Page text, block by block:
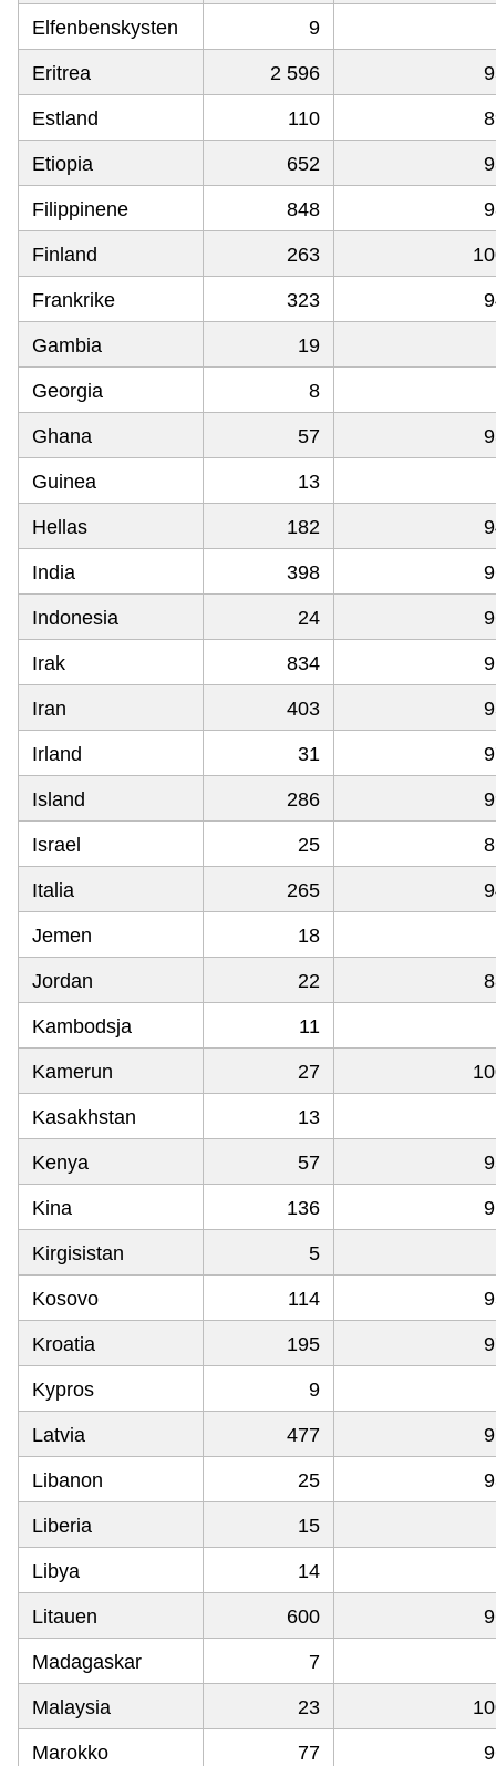
Elfenbenskysten 9
Eritrea 2 596
Estland 110
Etiopia 652
Filippinene 848
Finland 263
Frankrike 323
Gambia 19
Georgia 8
Ghana 57
Guinea 13
Hellas 182
India 398
Indonesia 24
Irak 834
Iran 403
Irland 31
Island 286
Israel 25
Italia 265
Jemen 18
Jordan 22
Kambodsja 11
Kamerun 27
Kasakhstan 13
Kenya 57
Kina 136
Kirgisistan 5
Kosovo 114
Kroatia 195
Kypros 9
Latvia 477
Libanon 25
Liberia 15
Libya 14
Litauen 600
Madagaskar 7
Malaysia 23
Marokko 77